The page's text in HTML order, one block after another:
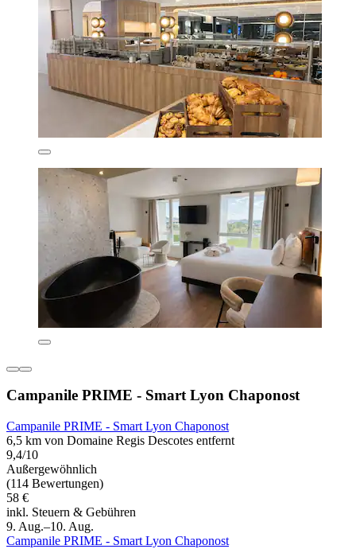
Campanile PRIME - Smart Lyon Chaponost
Campanile PRIME - Smart Lyon Chaponost
6,5 km von Domaine Regis Descotes entfernt
9,4/10
Außergewöhnlich
(114 Bewertungen)
58 €
inkl. Steuern & Gebühren
9. Aug.–10. Aug.
Campanile PRIME - Smart Lyon Chaponost